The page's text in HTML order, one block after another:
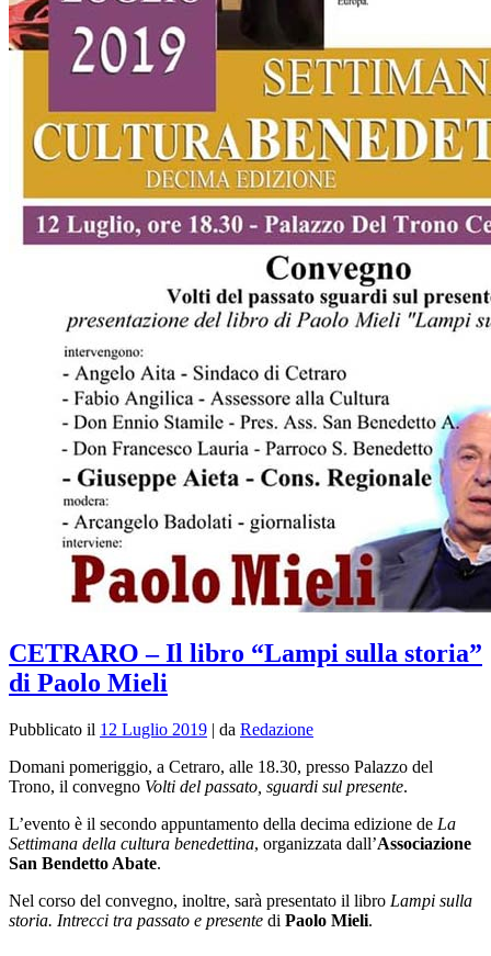
CETRARO – Il libro “Lampi sulla storia”
di Paolo Mieli
Pubblicato il 12 Luglio 2019 | da Redazione
Domani pomeriggio, a Cetraro, alle 18.30, presso Palazzo del
Trono, il convegno Volti del passato, sguardi sul presente.
L’evento è il secondo appuntamento della decima edizione de La
Settimana della cultura benedettina, organizzata dall’Associazione
San Bendetto Abate.
Nel corso del convegno, inoltre, sarà presentato il libro Lampi sulla
storia. Intrecci tra passato e presente di Paolo Mieli.